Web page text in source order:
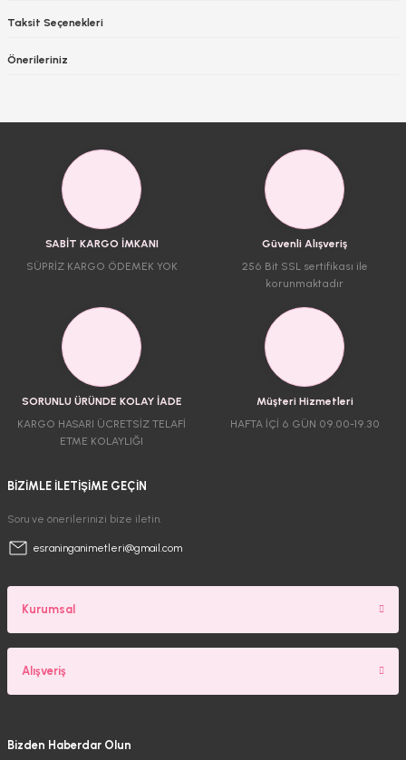
Taksit Seçenekleri
Önerileriniz
SABİT KARGO İMKANI
SÜPRİZ KARGO ÖDEMEK YOK
Güvenli Alışveriş
256 Bit SSL sertifikası ile
korunmaktadır
SORUNLU ÜRÜNDE KOLAY İADE
KARGO HASARI ÜCRETSİZ TELAFİ
ETME KOLAYLIĞI
Müşteri Hizmetleri
HAFTA İÇİ 6 GÜN 09.00-19.30
BİZİMLE İLETİŞİME GEÇİN
Soru ve önerilerinizi bize iletin.
esraninganimetleri@gmail.com
Kurumsal
Alışveriş
Bizden Haberdar Olun